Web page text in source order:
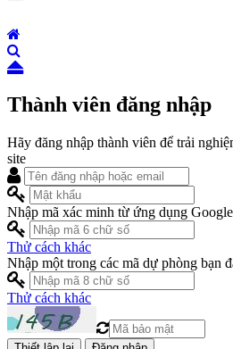
Thành viên đăng nhập
Hãy đăng nhập thành viên để trải
site
Nhập mã xác minh từ ứng dụng
Thử cách khác
Nhập một trong các mã dự phòng bạn
Thử cách khác